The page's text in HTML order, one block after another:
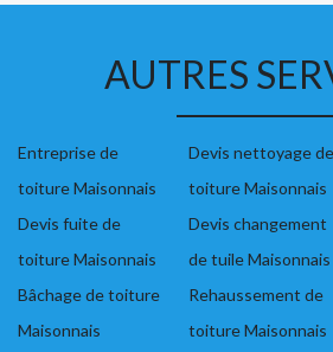
AUTRES
Entreprise de
toiture Maisonnais
Devis fuite de
toiture Maisonnais
Bâchage de toiture
Maisonnais
Devis nettoyage de
toiture Maisonnais
Devis changement
de tuile Maisonnais
Rehaussement de
toiture Maisonnais